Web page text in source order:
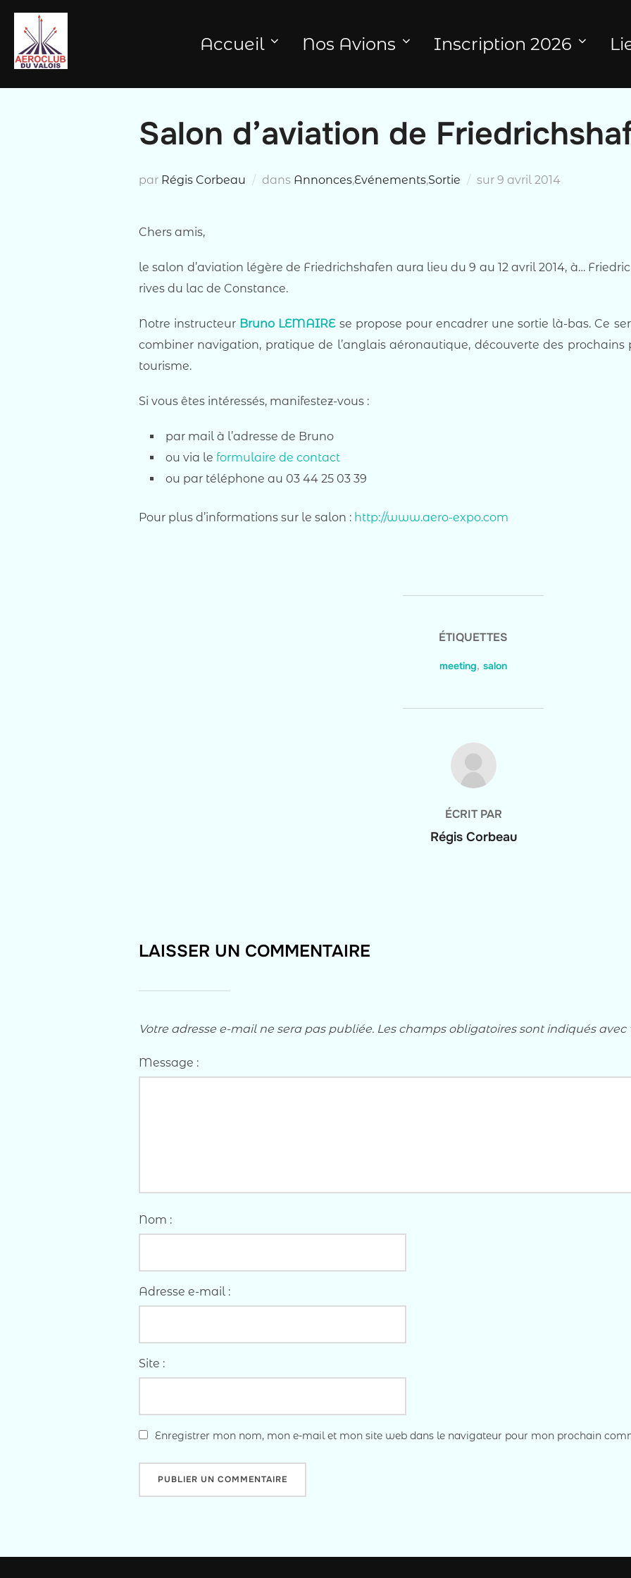
contenu
Accueil Nos Avions Inscription 2026
Salon d’aviation de
par Régis Corbeau dans Annonces,Evénements,Sortie sur Publié
9 avril 2014
Chers amis,
le salon d’aviation légère de Friedrichshafen aura lieu du 9 au 12 avril 2014, à…
rives du lac de Constance.
Notre instructeur Bruno LEMAIREse propose pour encadrer une sortie là-bas. Ce
combiner navigation, pratique de l’anglais aéronautique, découverte des prochains
tourisme.
Si vous êtes intéressés, manifestez-vous :
par mail à l’adresse de Bruno
ou via le formulaire de contact
ou par téléphone au 03 44 25 03 39
Pour plus d’informations sur le salon : http://www.aero-expo.com
ÉTIQUETTES
meeting, salon
AUTEUR DE LA PUBLICATION
ÉCRIT PAR
Régis Corbeau
LAISSER UN COMMENTAIRE
Votre adresse e-mail ne sera pas publiée. Les champs obligatoires sont indiqués avec
Message :
Nom :
Adresse e-mail :
Site :
Enregistrer mon nom, mon e-mail et mon site web dans le navigateur pour mon prochain